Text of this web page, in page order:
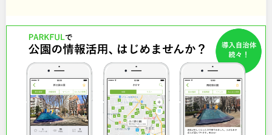
三重 滋賀
京都 大阪